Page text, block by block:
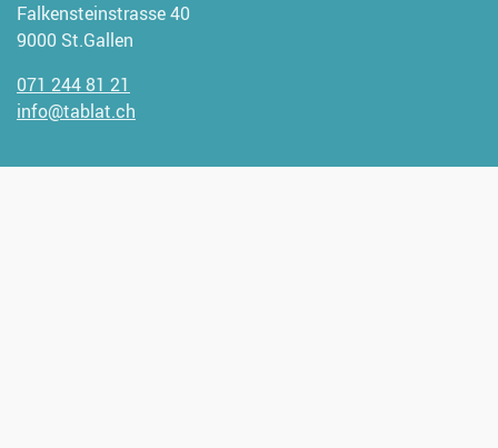
Falkensteinstrasse 40
9000 St.Gallen
071 244 81 21
info@tablat.ch